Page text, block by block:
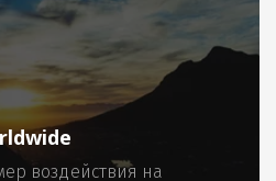
воздействия на